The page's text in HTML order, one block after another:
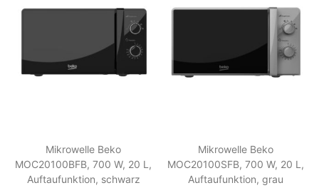
Mikrowelle Beko
MOC20100BFB, 700 W, 20 L,
Auftaufunktion, schwarz
Mikrowelle Beko
MOC20100SFB, 700 W, 20 L,
Auftaufunktion, grau